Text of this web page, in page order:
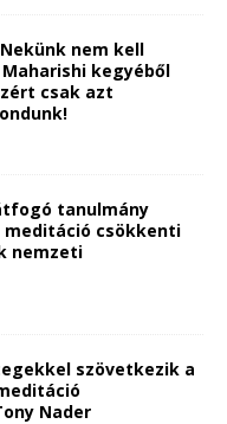
Nekünk nem kell
kegyéből
csak azt
tanulmány
csökkenti
nemzeti
szövetkezik a
Nader